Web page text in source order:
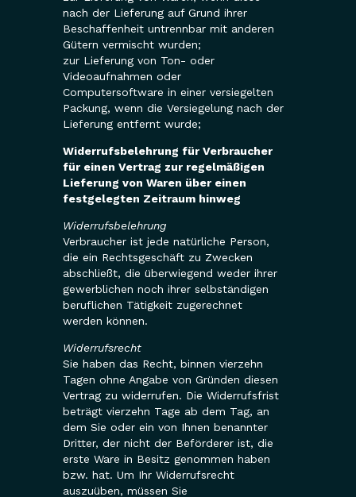
nach der Lieferung auf Grund ihrer
Beschaffenheit untrennbar mit anderen
Gütern vermischt wurden;
zur Lieferung von Ton- oder
Videoaufnahmen oder
Computersoftware in einer versiegelten
Packung, wenn die Versiegelung nach der
Lieferung entfernt wurde;
Widerrufsbelehrung für Verbraucher
für einen Vertrag zur regelmäßigen
Lieferung von Waren über einen
festgelegten Zeitraum hinweg
Widerrufsbelehrung
Verbraucher ist jede natürliche Person,
die ein Rechtsgeschäft zu Zwecken
abschließt, die überwiegend weder ihrer
gewerblichen noch ihrer selbständigen
beruflichen Tätigkeit zugerechnet
werden können.
Widerrufsrecht
Sie haben das Recht, binnen vierzehn
Tagen ohne Angabe von Gründen diesen
Vertrag zu widerrufen. Die Widerrufsfrist
beträgt vierzehn Tage ab dem Tag, an
dem Sie oder ein von Ihnen benannter
Dritter, der nicht der Beförderer ist, die
erste Ware in Besitz genommen haben
bzw. hat. Um Ihr Widerrufsrecht
auszuüben, müssen Sie